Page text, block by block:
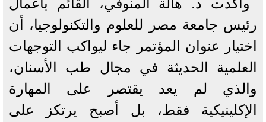
رئيس جامعة مصر للعلوم والتكنولوجيا، أن
اختيار عنوان المؤتمر جاء ليواكب التوجهات
العلمية الحديثة في مجال طب الأسنان،
والذي لم يعد يقتصر على المهارة
الإكلينيكية فقط، بل أصبح يرتكز على